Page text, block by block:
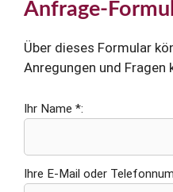
Anfrage-
Über dieses Formular
Anregungen und Fragen
Ihr Name *:
Ihre E-Mail oder